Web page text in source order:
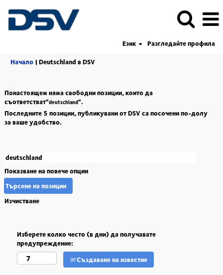
Език
Разгледайте профила
Начало | Deutschland в DSV(настояща
Понастоящем няма свободни позиции, които да
съответстват"deutschland".
Последните 5 позиции, публикувани от DSV са посочени по-долу
за ваше удобство.
Показване на повече опции
Изчистване
Изберете колко често (в дни) да получавате
предупреждение:
Създаване на известие